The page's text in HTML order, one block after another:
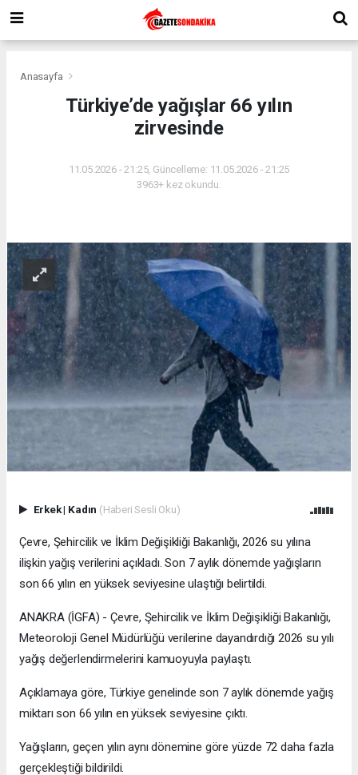
Anasayfa
Türkiye’de yağışlar 66 yılın
zirvesinde
11.05.2026 - 21:25, Güncelleme: 11.05.2026 - 21:25
3963+ kez okundu.
Erkek| Kadın (Haberi Sesli Oku)
Çevre, Şehircilik ve İklim Değişikliği Bakanlığı, 2026 su yılına
ilişkin yağış verilerini açıkladı. Son 7 aylık dönemde yağışların
son 66 yılın en yüksek seviyesine ulaştığı belirtildi.
ANAKRA (İGFA) - Çevre, Şehircilik ve İklim Değişikliği Bakanlığı,
Meteoroloji Genel Müdürlüğü verilerine dayandırdığı 2026 su yılı
yağış değerlendirmelerini kamuoyuyla paylaştı.
Açıklamaya göre, Türkiye genelinde son 7 aylık dönemde yağış
miktarı son 66 yılın en yüksek seviyesine çıktı.
Yağışların, geçen yılın aynı dönemine göre yüzde 72 daha fazla
gerçekleştiği bildirildi.